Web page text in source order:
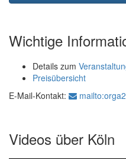
Wichtige
Details zum
Preisübersicht
E-Mail-Kontakt:
Videos über Köln